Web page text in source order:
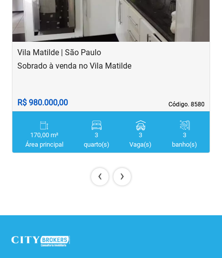
Vila Matilde | São Paulo
Código. 8580
Código. 8580
Sobrado à venda no Vila Matilde
R$ 980.000,00
170,00 m²
Área principal
3
quarto(s)
3
Vaga(s)
3
banho(s)
‹ ›